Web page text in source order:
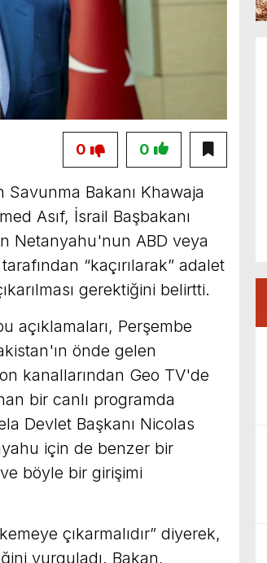
0
0
Savunma Bakanı Khawaja
Asıf, İsrail Başbakanı
Netanyahu'nun ABD veya
“kaçırılarak” adalet
gerektiğini belirtti.
açıklamaları, Perşembe
önde gelen
kanallarından Geo TV'de
bir canlı programda
Devlet Başkanı Nicolas
için de benzer bir
böyle bir girişimi
çıkarmalıdır” diyerek,
vurguladı. Bakan,